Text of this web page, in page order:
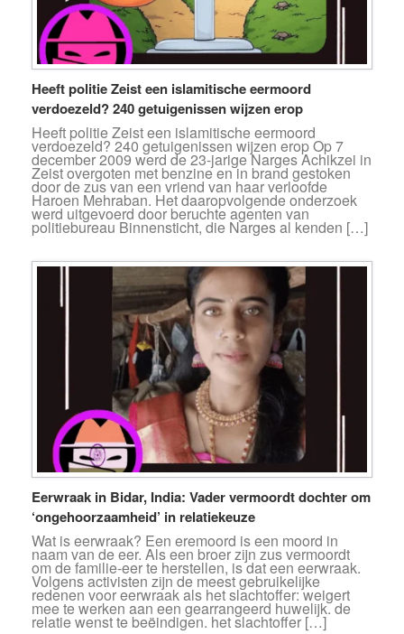
Heeft politie Zeist een islamitische eermoord
verdoezeld? 240 getuigenissen wijzen erop
Heeft politie Zeist een islamitische eermoord
verdoezeld? 240 getuigenissen wijzen erop Op 7
december 2009 werd de 23-jarige Narges Achikzei in
Zeist overgoten met benzine en in brand gestoken
door de zus van een vriend van haar verloofde
Haroen Mehraban. Het daaropvolgende onderzoek
werd uitgevoerd door beruchte agenten van
politiebureau Binnensticht, die Narges al kenden […]
Eerwraak in Bidar, India: Vader vermoordt dochter om
‘ongehoorzaamheid’ in relatiekeuze
Wat is eerwraak? Een eremoord is een moord in
naam van de eer. Als een broer zijn zus vermoordt
om de familie-eer te herstellen, is dat een eerwraak.
Volgens activisten zijn de meest gebruikelijke
redenen voor eerwraak als het slachtoffer: weigert
mee te werken aan een gearrangeerd huwelijk. de
relatie wenst te beëindigen. het slachtoffer […]